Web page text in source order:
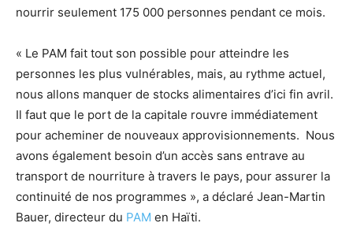
nourrir seulement 175 000 personnes pendant ce mois.
« Le PAM fait tout son possible pour atteindre les
personnes les plus vulnérables, mais, au rythme actuel,
nous allons manquer de stocks alimentaires d’ici fin avril.
Il faut que le port de la capitale rouvre immédiatement
pour acheminer de nouveaux approvisionnements. Nous
avons également besoin d’un accès sans entrave au
transport de nourriture à travers le pays, pour assurer la
continuité de nos programmes », a déclaré Jean-Martin
Bauer, directeur du PAM en Haïti.